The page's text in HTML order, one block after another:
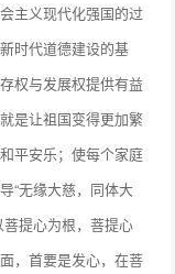
主义现代化强国的过
时代道德建设的基
权与发展权提供有益
是让祖国变得更加繁
平安乐；使每个家庭
“无缘大慈，同体大
提心为根，菩提心
，首要是发心，在菩